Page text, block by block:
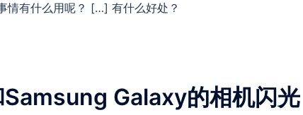
情有什么用呢？ […] 有什么好处？
Galaxy的相机闪光